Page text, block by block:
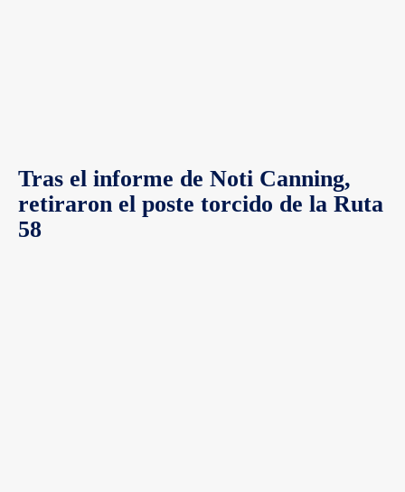
Tras el informe de Noti Canning,
retiraron el poste torcido de la Ruta
58